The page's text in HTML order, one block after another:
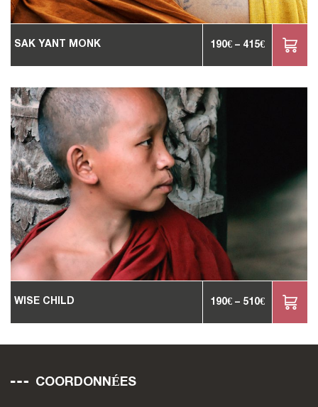
SAK YANT MONK 190€ – 415€
WISE CHILD 190€ – 510€
COORDONNÉES